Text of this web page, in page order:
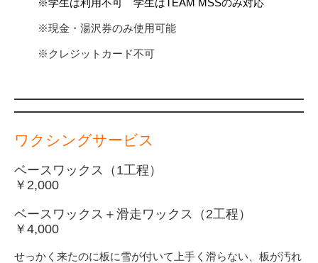
※学生は利用不可 学生はTEAM MSSのみ対応
※現金・湯沢券のみ使用可能
※クレジットカード不可
ワクシングサービス
ベースワックス（1工程）
￥2,000
ベースワックス＋滑走ワックス（2工程）
￥4,000
せっかく来たのに板に雪が付いて上手く滑らない、板が汚れ